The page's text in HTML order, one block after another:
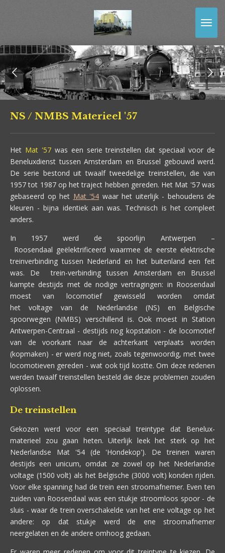
de
hoofdinhoud
NS / NMBS Materieel '57
Het Mat '57was een serie treinstellen dat speciaal voor de
Beneluxdienst tussen Amsterdam en Brussel gebouwd werd.
De serie bestond uit twaalf tweedelige treinstellen, die van
1957 tot 1987 op het traject hebben gereden. Het Mat '57 was
gebaseerd op het Mat '54 waar het uiterlijk - behoudens de
kleuren - bijna identiek aan was. Technisch is het compleet
anders.
In 1957 werd de spoorlijn Antwerpen –
Roosendaal geëlektrificeerd waarmee de eerste elektrische
treinverbinding tussen Nederland en het buitenland een feit
was. De trein-verbinding tussen Amsterdam en Brussel
kampte destijds met de nodige vertragingen: in Roosendaal
moest van locomotief gewisseld worden omdat
het voltage van de Nederlandse (NS) en Belgische
spoorwegen (NMBS) verschillend is. Ook moest in Station
Antwerpen-Centraal - destijds nog kopstation - de locomotief
van de voorkant naar de achterkant verplaats worden
(kopmaken) - er werd nog niet, zoals tegenwoordig, met twee
locomotieven gereden - wat ook tijd kostte. Om deze redenen
werden twaalf treinstellen besteld die deze problemen zouden
oplossen.
De treinstellen
Gekozen werd voor een speciaal treintype dat Benelux-
materieel zou gaan heten. Uiterlijk leek het sterk op het
Nederlandse Mat '54 (de 'Hondekop'). De treinen waren
destijds een unicum, omdat ze zowel op het Nederlandse
voltage (1500 volt) als het Belgische (3000 volt) konden rijden.
Voor elke spanning had de trein een stroomafnemer. Even ten
zuiden van Roosendaal was een stukje stroomloos spoor - de
sluis - waar de trein overschakelde van het ene voltage op het
andere: op dat stukje werd de ene stroomafnemer
neergelaten en de andere omhoog gedaan.